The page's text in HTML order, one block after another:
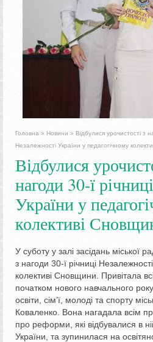
Головна » Новини » Відбулися урочистості з
Незалежності України у педагогічному
Відбулися
нагоди 30-ї
України у
колективі
У суботу у залі засідань міської
з нагоди 30-ї річниці
колективі Сновщини. Привітала
початком нового навчального
освіти, сім’ї, молоді та спорту
Коваленко. Вона нагадала всім
про реформи, які відбувалися в
України, та зупинилася на